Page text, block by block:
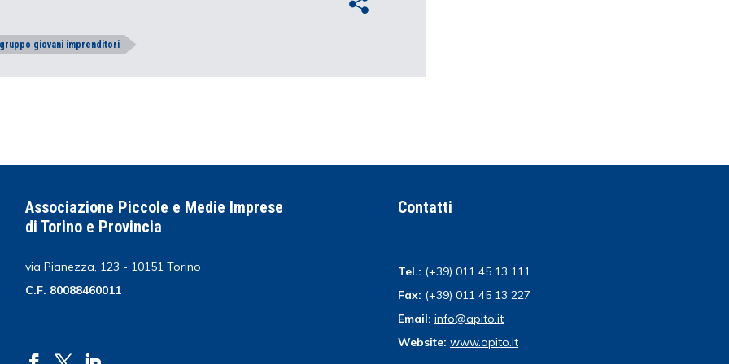
gruppo giovani imprenditori
Associazione Piccole e Medie Imprese
di Torino e Provincia
via Pianezza, 123 - 10151 Torino
C.F. 80088460011
Contatti
Tel.: (+39) 011 45 13 111
Fax: (+39) 011 45 13 227
Email: info@apito.it
Website: www.apito.it